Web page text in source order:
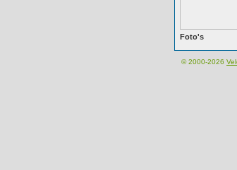
Foto's
© 2000-2026